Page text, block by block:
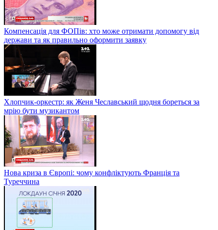
Компенсація для ФОПів: хто може отримати допомогу від
держави та як правильно оформити заявку
Хлопчик-оркестр: як Женя Чеславський щодня бореться за
мрію бути музикантом
Нова криза в Європі: чому конфліктують Франція та
Туреччина